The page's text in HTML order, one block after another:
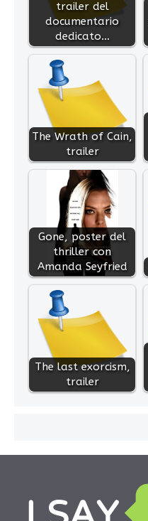
trailer del
documentario
dedicato…
The Wrath of Cain,
trailer
Gone, poster del
thriller con
Amanda Seyfried
The last exorcism,
trailer